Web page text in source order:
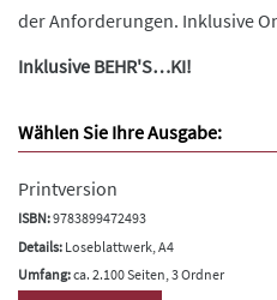
der Anforderungen. Inklusive
Inklusive BEHR'S…KI!
Wählen Sie Ihre Ausgabe:
Printversion
ISBN:9783899472493
Details: Loseblattwerk, A4
Umfang:ca. 2.100 Seiten, 3 Ordner